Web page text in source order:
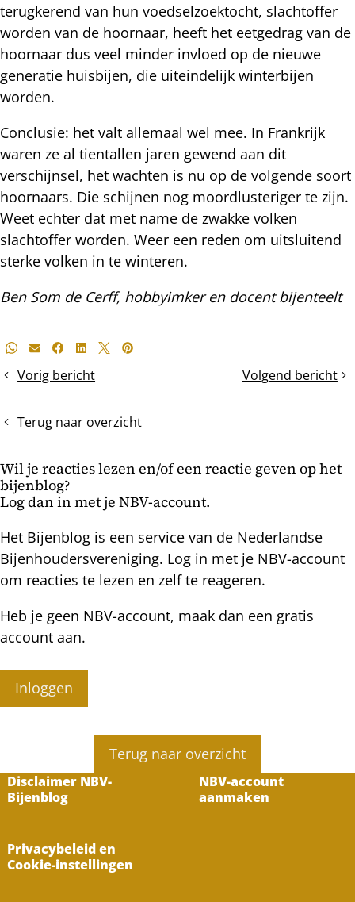
terugkerend van hun voedselzoektocht, slachtoffer
worden van de hoornaar, heeft het eetgedrag van de
hoornaar dus veel minder invloed op de nieuwe
generatie huisbijen, die uiteindelijk winterbijen
worden.
Conclusie: het valt allemaal wel mee. In Frankrijk
waren ze al tientallen jaren gewend aan dit
verschijnsel, het wachten is nu op de volgende soort
hoornaars. Die schijnen nog moordlusteriger te zijn.
Weet echter dat met name de zwakke volken
slachtoffer worden. Weer een reden om uitsluitend
sterke volken in te winteren.
Ben Som de Cerff, hobbyimker en docent bijenteelt
Deel
bericht
Whatsapp
E-mailFacebook
LinkedIn
X Pinterest
Vorig bericht
Waarom
TBH-
Volgend bericht
Het
Terug naar overzicht
Wil je reacties lezen en/of een reactie geven op het
bijenblog?
Log dan in met je NBV-account.
Het Bijenblog is een service van de Nederlandse
Bijenhoudersvereniging. Log in met je NBV-account
om reacties te lezen en zelf te reageren.
Heb je geen NBV-account, maak dan een gratis
account aan.
Inloggen
Terug naar overzicht
Disclaimer NBV-
Bijenblog
NBV-account
aanmaken
Privacybeleid en
Cookie-instellingen